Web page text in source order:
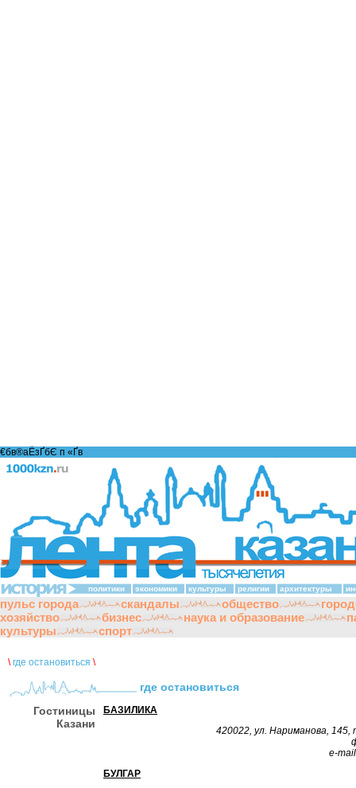
€бв®аЁзҐбЄ п «Ґ­в
политики экономики культуры религии архитектуры
пульс города скандалы общество
хозяйство
бизнес наука и образование
культуры
спорт
\ где остановиться \
где остановиться
Гостиницы
Казани
БАЗИЛИКА
420022, ул. Нариманова, 145,
е-
БУЛГАР